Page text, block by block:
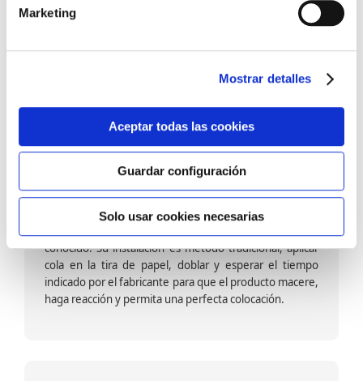
Marketing
Mostrar detalles
Aceptar todas las cookies
Guardar configuración
Solo usar cookies necesarias
barniz multiadherente en base agua. En zonas de
fuegos, se recomienda proteger con placas, silestone,
dado que el frotar en exceso dañaría el papel. Su
colocación es cola en la pared y tira en seco, sin
colocación es fácil rápida y sencilla.
Papel pintado calidad papel:
Formado por una capa de papel sobre un soporte de
conocido. Su instalación es método tradicional, aplicar
cola en la tira de papel, doblar y esperar el tiempo
indicado por el fabricante para que el producto macere,
haga reacción y permita una perfecta colocación.